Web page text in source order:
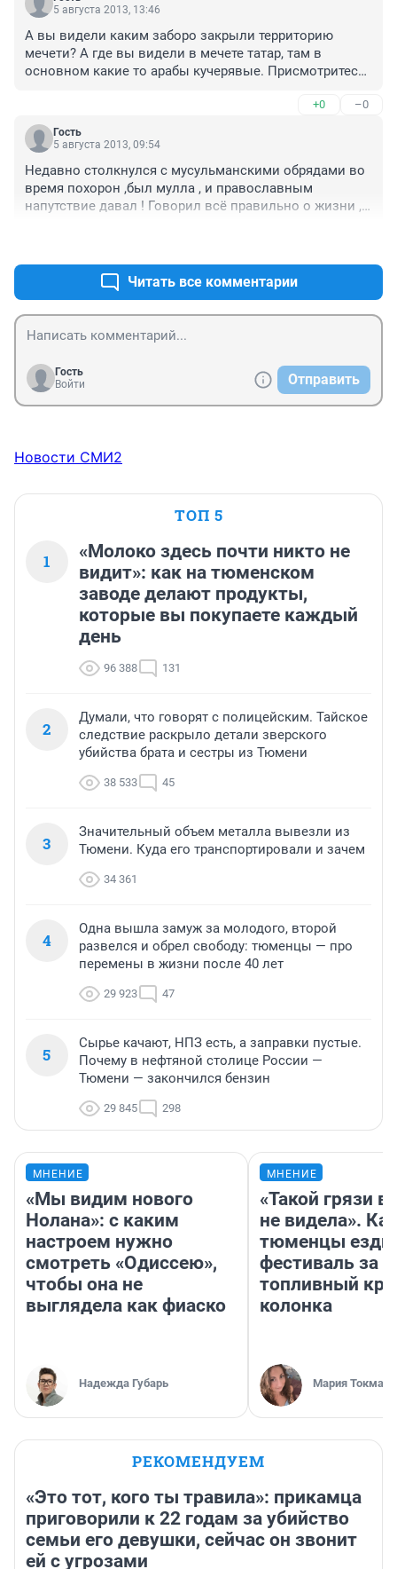
наступающим великим праздником Ид аль фитр-
молитвы, простит грехи и дарует крепкий и
искренний Иман и счастье в обоих мирах! Амин!!!
5 августа 2013, 13:46
А вы видели каким заборо закрыли территорию
мечети? А где вы видели в мечете татар, там в
основном какие то арабы кучерявые. Присмотритесь,
+0 –0
Гость
5 августа 2013, 09:54
Недавно столкнулся с мусульманскими обрядами во
время похорон ,был мулла , и православным
напутствие давал ! Говорил всё правильно о жизни ,а
Читать все комментарии
Гость
Войти
Отправить
Новости СМИ2
ТОП 5
1
«Молоко здесь почти никто не
видит»: как на тюменском
заводе делают продукты,
которые вы покупаете каждый
день
96 388 131
2
Думали, что говорят с полицейским. Тайское
следствие раскрыло детали зверского
убийства брата и сестры из Тюмени
38 533 45
3
Значительный объем металла вывезли из
Тюмени. Куда его транспортировали и зачем
34 361
4
Одна вышла замуж за молодого, второй
развелся и обрел свободу: тюменцы — про
перемены в жизни после 40 лет
29 923 47
5
Сырье качают, НПЗ есть, а заправки пустые.
Почему в нефтяной столице России —
Тюмени — закончился бензин
29 845 298
МНЕНИЕ
«Мы видим нового
Нолана»: с каким
настроем нужно
смотреть «Одиссею»,
чтобы она не
выглядела как фиаско
Надежда Губарь
МНЕНИЕ
«Такой грязи
не видела».
тюменцы
фестиваль за
топливный
колонка
Мария
РЕКОМЕНДУЕМ
«Это тот, кого ты травила»: прикамца
приговорили к 22 годам за убийство
семьи его девушки, сейчас он звонит
ей с угрозами